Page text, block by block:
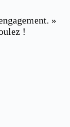
»
!